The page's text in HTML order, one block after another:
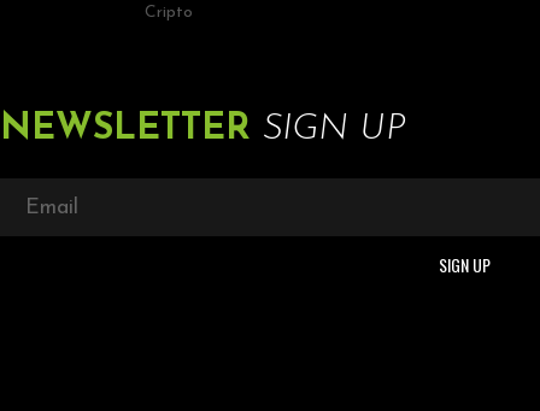
Cripto
NEWSLETTER SIGN UP